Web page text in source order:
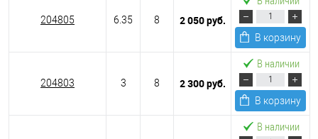
204805 6.35 8 2 050 руб.
В корзину
204803 3 8 2 300 руб.
В наличии
В корзину
В наличии